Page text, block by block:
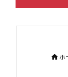
ホ